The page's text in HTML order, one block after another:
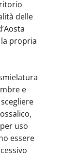
delle
propria
e
uso
essere